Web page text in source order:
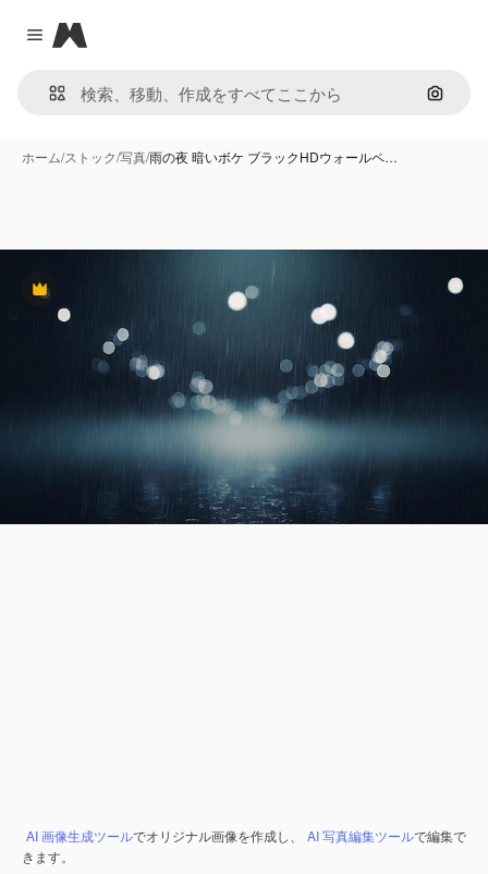
Close menu
Magnific
画像で
ホーム/ストック/写真/雨の夜 暗いボケ ブラックHDウォールペ…
Premium
AI 画像生成ツールでオリジナル画像を作成し、 AI 写真編集ツールで編集で
きます。